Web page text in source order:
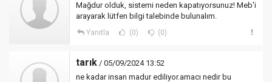
Mağdur olduk, sistemi neden kapatıyorsunuz! Meb'i
arayarak lütfen bilgi talebinde bulunalım.
Yanıtla (0) (0)
tarık / 05/09/2024 13:52
ne kadar insan madur ediliyor.amacı nedir bu